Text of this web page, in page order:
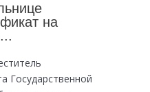
на
Государственной